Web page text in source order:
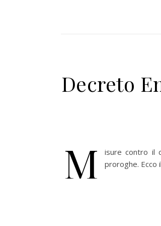
Decreto
M
isure contro il
proroghe. Ecco